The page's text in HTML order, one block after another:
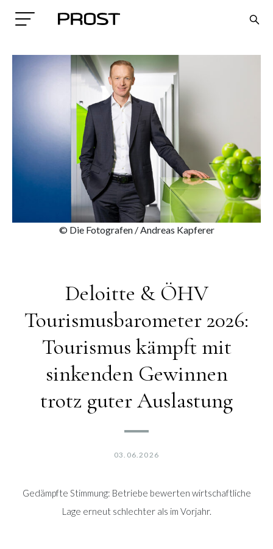
© Die Fotografen / Andreas Kapferer
Deloitte & ÖHV
Tourismusbarometer 2026:
Tourismus kämpft mit
sinkenden Gewinnen
trotz guter Auslastung
03.06.2026
Gedämpfte Stimmung: Betriebe bewerten wirtschaftliche
Lage erneut schlechter als im Vorjahr.